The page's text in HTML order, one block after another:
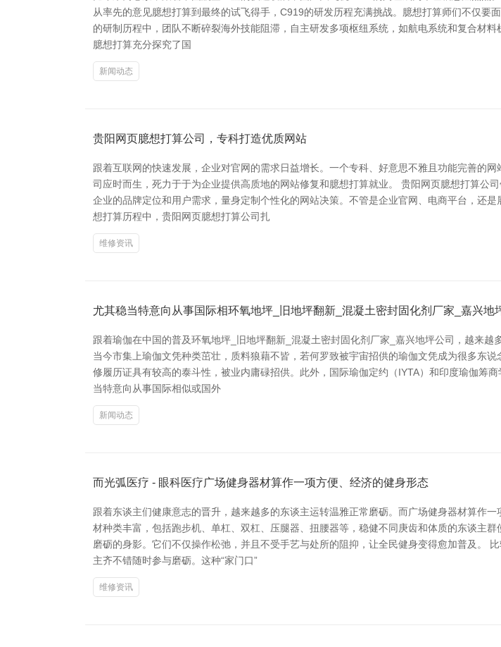
从率先的意见臆想打算到最终的试飞得手，C919的研发历程充满挑战。臆想打算师们不仅
的研制历程中，团队不断碎裂海外技能阻滞，自主研发多项枢纽系统，如航电系统和复合材
臆想打算充分探究了国
新闻动态
贵阳网页臆想打算公司，专科打造优质网站
跟着互联网的快速发展，企业对官网的需求日益增长。一个专科、好意思不雅且功能完善的
司应时而生，死力于于为企业提供高质地的网站修复和臆想打算就业。 贵阳网页臆想打算公
企业的品牌定位和用户需求，量身定制个性化的网站决策。不管是企业官网、电商平台，还
想打算历程中，贵阳网页臆想打算公司扎
维修资讯
尤其稳当特意向从事国际相环氧地坪_旧地坪翻新_混凝土密封固化剂厂家_嘉兴地
跟着瑜伽在中国的普及环氧地坪_旧地坪翻新_混凝土密封固化剂厂家_嘉兴地坪公司，越来
当今市集上瑜伽文凭种类茁壮，质料狼藉不皆，若何罗致被宇宙招供的瑜伽文凭成为很多东
修履历证具有较高的泰斗性，被业内庸碌招供。此外，国际瑜伽定约（IYTA）和印度瑜伽筹
当特意向从事国际相似或国外
新闻动态
而光弧医疗 - 眼科医疗广场健身器材算作一项方便、经济的健身形态
跟着东谈主们健康意志的晋升，越来越多的东谈主运转温雅正常磨砺。而广场健身器材算作
材种类丰富，包括跑步机、单杠、双杠、压腿器、扭腰器等，稳健不同庚齿和体质的东谈主
磨砺的身影。它们不仅操作松弛，并且不受手艺与处所的阻抑，让全民健身变得愈加普及。
主齐不错随时参与磨砺。这种“家门口”
维修资讯